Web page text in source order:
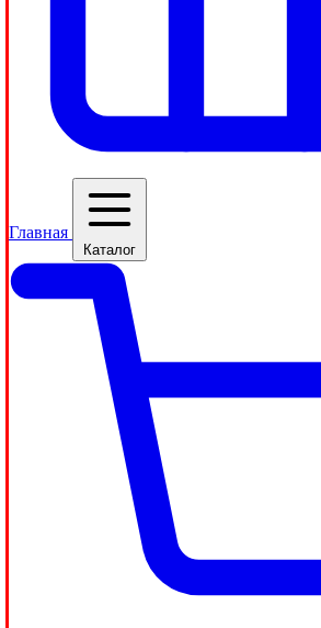
Главная
Каталог